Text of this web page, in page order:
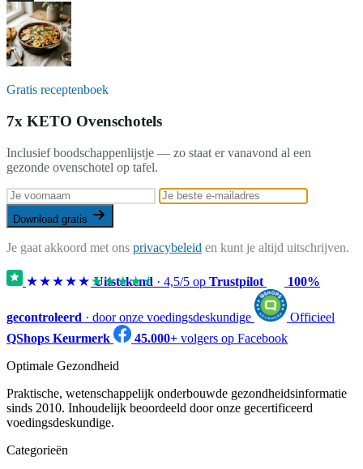
Gratis receptenboek
7x KETO Ovenschotels
Inclusief boodschappenlijstje — zo staat er vanavond al een
gezonde ovenschotel op tafel.
Download gratis
Je gaat akkoord met ons privacybeleid en kunt je altijd uitschrijven.
★★★★★★★★★★
Uitstekend · 4,5/5 op Trustpilot 100%
gecontroleerd · door onze voedingsdeskundige
Officieel
QShops Keurmerk
45.000+ volgers op Facebook
Optimale Gezondheid
Praktische, wetenschappelijk onderbouwde gezondheidsinformatie
sinds 2010. Inhoudelijk beoordeeld door onze gecertificeerd
voedingsdeskundige.
Categorieën